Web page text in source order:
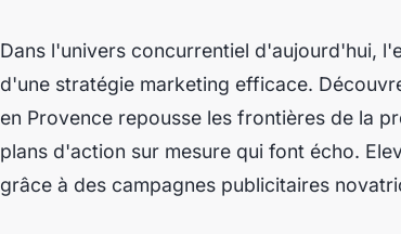
Dans l'univers concurrentiel d'aujourd'hui,
d'une stratégie marketing efficace.
en Provence repousse les frontières de la
plans d'action sur mesure qui font écho.
grâce à des campagnes publicitaires